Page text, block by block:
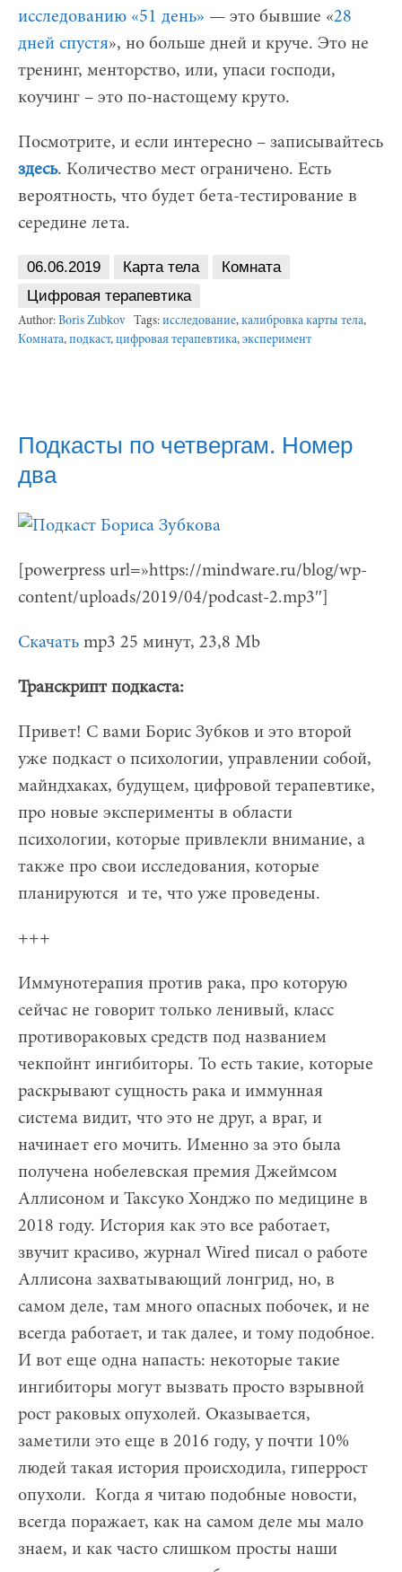
исследованию «51 день» — это бывшие «28
дней спустя», но больше дней и круче. Это не
тренинг, менторство, или, упаси господи,
коучинг – это по-настощему круто.
Посмотрите, и если интересно – записывайтесь
здесь. Количество мест ограничено. Есть
вероятность, что будет бета-тестирование в
середине лета.
06.06.2019 Карта тела
Комната
Цифровая терапевтика
Author: Boris Zubkov Tags: исследование, калибровка карты тела,
Комната, подкаст, цифровая терапевтика, эксперимент
Подкасты по четвергам. Номер
два
[powerpress url=»https://mindware.ru/blog/wp-
content/uploads/2019/04/podcast-2.mp3″]
Скачать mp3 25 минут, 23,8 Mb
Транскрипт подкаста:
Привет! С вами Борис Зубков и это второй
уже подкаст о психологии, управлении собой,
майндхаках, будущем, цифровой терапевтике,
про новые эксперименты в области
психологии, которые привлекли внимание, а
также про свои исследования, которые
планируются и те, что уже проведены.
+++
Иммунотерапия против рака, про которую
сейчас не говорит только ленивый, класс
противораковых средств под названием
чекпойнт ингибиторы. То есть такие, которые
раскрывают сущность рака и иммунная
система видит, что это не друг, а враг, и
начинает его мочить. Именно за это была
получена нобелевская премия Джеймсом
Аллисоном и Таксуко Хонджо по медицине в
2018 году. История как это все работает,
звучит красиво, журнал Wired писал о работе
Аллисона захватывающий лонгрид, но, в
самом деле, там много опасных побочек, и не
всегда работает, и так далее, и тому подобное.
И вот еще одна напасть: некоторые такие
ингибиторы могут вызвать просто взрывной
рост раковых опухолей. Оказывается,
заметили это еще в 2016 году, у почти 10%
людей такая история происходила, гиперрост
опухоли. Когда я читаю подобные новости,
всегда поражает, как на самом деле мы мало
знаем, и как часто слишком просты наши